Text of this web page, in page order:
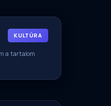
KULTÚRA
a tartalom